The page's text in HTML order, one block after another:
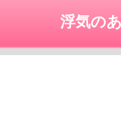
浮気の